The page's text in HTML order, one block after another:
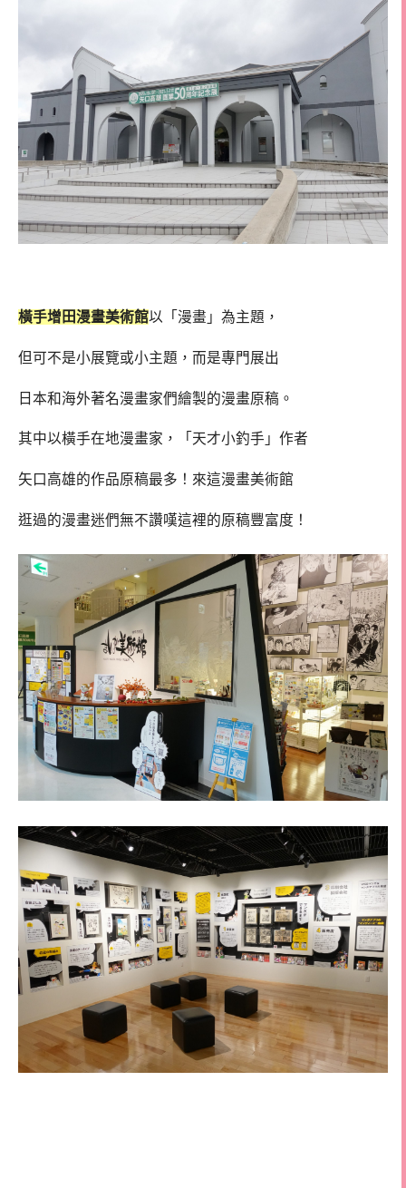
橫手增田漫畫美術館以「漫畫」為主題，
但可不是小展覽或小主題，而是專門展出
日本和海外著名漫畫家們繪製的漫畫原稿。
其中以橫手在地漫畫家，「天才小釣手」作者
矢口高雄的作品原稿最多！來這漫畫美術館
逛過的漫畫迷們無不讚嘆這裡的原稿豐富度！